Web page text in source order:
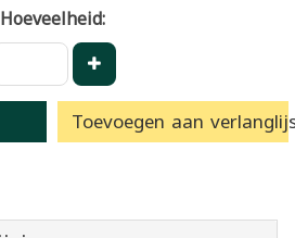
Hoeveelheid:
Toevoegen aan